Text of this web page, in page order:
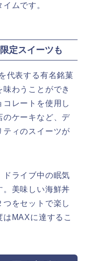
ムです。
定スイーツも
代表する有名銘菓
わうことができ
レートを使用し
のケーキなど、デ
ティのスイーツが
ドライブ中の眠気
。美味しい海鮮丼
をセットで楽し
MAXに達するこ